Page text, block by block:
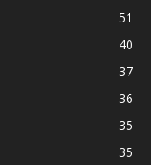
51
40
37
36
35
35